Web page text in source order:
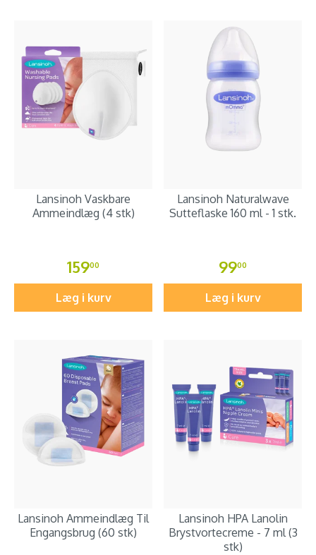
Lansinoh Vaskbare
Ammeindlæg (4 stk)
15900
Læg i kurv
Lansinoh Naturalwave
Sutteflaske 160 ml - 1 stk.
9900
Læg i kurv
Lansinoh Ammeindlæg Til
Engangsbrug (60 stk)
Lansinoh HPA Lanolin
Brystvortecreme - 7 ml (3
stk)